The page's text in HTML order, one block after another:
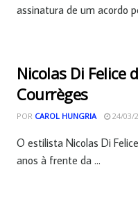
assinatura de um acordo
Nicolas Di Felice
Courrèges
POR CAROL HUNGRIA 24/03/
O estilista Nicolas Di
anos à frente da ...